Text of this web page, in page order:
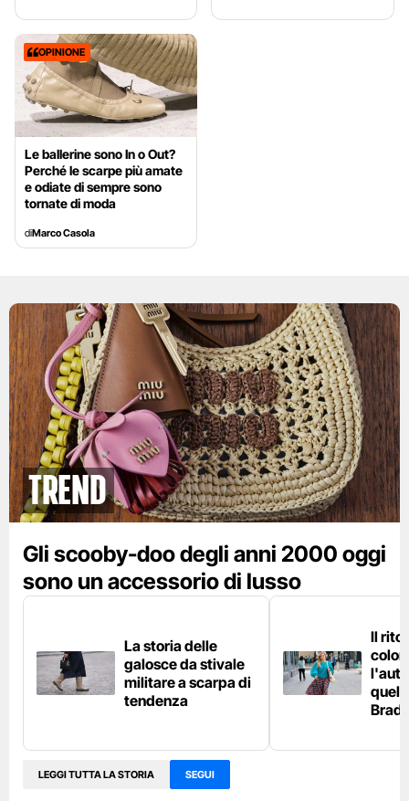
OPINIONE
Le ballerine sono In o Out?
Perché le scarpe più amate
e odiate di sempre sono
tornate di moda
diMarco Casola
Trend
Gli scooby-doo degli anni 2000 oggi
sono un accessorio di lusso
La storia delle
galosce da stivale
militare a scarpa di
tendenza
Il
LEGGI TUTTA LA STORIA SEGUI